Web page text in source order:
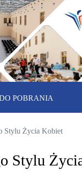
POBRANIA
Stylu Życia Kobiet
Stylu